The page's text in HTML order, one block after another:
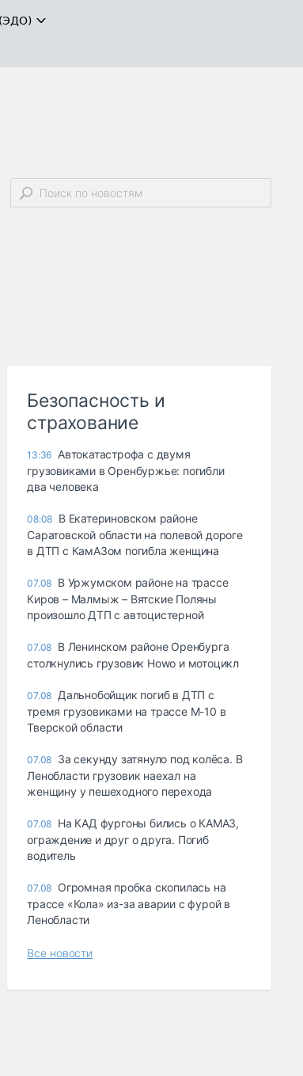
Безопасность и
страхование
13:36 Автокатастрофа с двумя
грузовиками в Оренбуржье: погибли
два человека
08:08 В Екатериновском районе
Саратовской области на полевой дороге
в ДТП с КамАЗом погибла женщина
07.08 В Уржумском районе на трассе
Киров – Малмыж – Вятские Поляны
произошло ДТП с автоцистерной
07.08 В Ленинском районе Оренбурга
столкнулись грузовик Howo и мотоцикл
07.08 Дальнобойщик погиб в ДТП с
тремя грузовиками на трассе М-10 в
Тверской области
07.08 За секунду затянуло под колёса. В
Ленобласти грузовик наехал на
женщину у пешеходного перехода
07.08 На КАД фургоны бились о КАМАЗ,
ограждение и друг о друга. Погиб
водитель
07.08 Огромная пробка скопилась на
трассе «Кола» из-за аварии с фурой в
Ленобласти
Все новости